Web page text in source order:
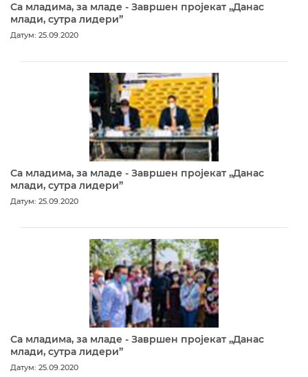
Са младима, за младе - Завршен пројекат „Данас
млади, сутра лидери”
Датум: 25.09.2020
Са младима, за младе - Завршен пројекат „Данас
млади, сутра лидери”
Датум: 25.09.2020
Са младима, за младе - Завршен пројекат „Данас
млади, сутра лидери”
Датум: 25.09.2020